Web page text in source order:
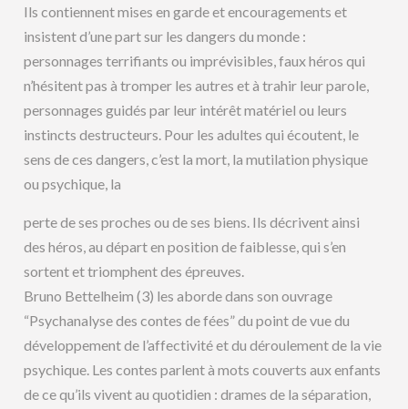
Ils contiennent mises en garde et encouragements et
insistent d’une part sur les dangers du monde :
personnages terrifiants ou imprévisibles, faux héros qui
n’hésitent pas à tromper les autres et à trahir leur parole,
personnages guidés par leur intérêt matériel ou leurs
instincts destructeurs. Pour les adultes qui écoutent, le
sens de ces dangers, c’est la mort, la mutilation physique
ou psychique, la
perte de ses proches ou de ses biens. Ils décrivent ainsi
des héros, au départ en position de faiblesse, qui s’en
sortent et triomphent des épreuves.
Bruno Bettelheim (3) les aborde dans son ouvrage
“Psychanalyse des contes de fées” du point de vue du
développement de l’affectivité et du déroulement de la vie
psychique. Les contes parlent à mots couverts aux enfants
de ce qu’ils vivent au quotidien : drames de la séparation,